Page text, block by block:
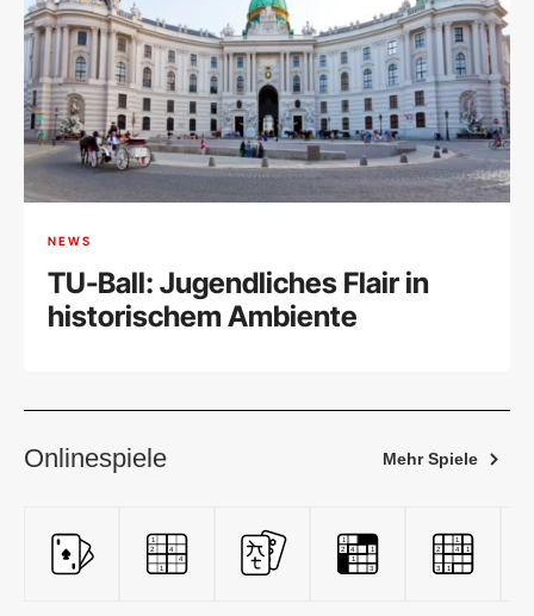
NEWS
TU-Ball: Jugendliches Flair in
historischem Ambiente
Onlinespiele Mehr Spiele